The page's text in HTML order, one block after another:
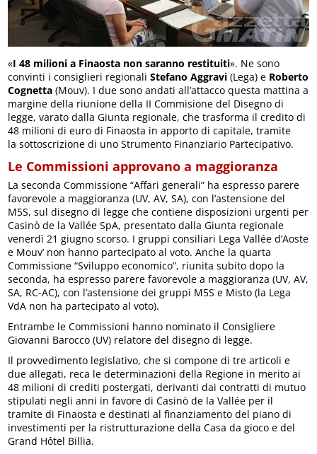
«I 48 milioni a Finaosta non saranno restituiti». Ne sono
convinti i consiglieri regionaliStefano Aggravi (Lega) e Roberto
Cognetta (Mouv). I due sono andati all’attacco questa mattina a
margine della riunione della II Commisione del Disegno di
legge, varato dalla Giunta regionale, che trasforma il credito di
48 milioni di euro di Finaosta in apporto di capitale, tramite
la sottoscrizione di uno Strumento Finanziario Partecipativo.
Le Commissioni approvano a maggioranza
La seconda Commissione “Affari generali” ha espresso parere
favorevole a maggioranza (UV, AV, SA), con l’astensione del
M5S, sul disegno di legge che contiene disposizioni urgenti per
Casinò de la Vallée SpA, presentato dalla Giunta regionale
venerdì 21 giugno scorso. I gruppi consiliari Lega Vallée d’Aoste
e Mouv’ non hanno partecipato al voto. Anche la quarta
Commissione “Sviluppo economico”, riunita subito dopo la
seconda, ha espresso parere favorevole a maggioranza (UV, AV,
SA, RC-AC), con l’astensione dei gruppi M5S e Misto (la Lega
VdA non ha partecipato al voto).
Entrambe le Commissioni hanno nominato il Consigliere
Giovanni Barocco (UV) relatore del disegno di legge.
Il provvedimento legislativo, che si compone di tre articoli e
due allegati, reca le determinazioni della Regione in merito ai
48 milioni di crediti postergati, derivanti dai contratti di mutuo
stipulati negli anni in favore di Casinò de la Vallée per il
tramite di Finaosta e destinati al finanziamento del piano di
investimenti per la ristrutturazione della Casa da gioco e del
Grand Hôtel Billia.